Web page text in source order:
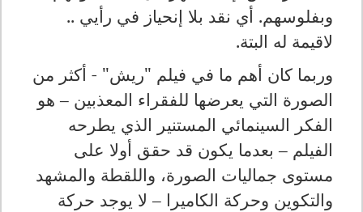
وبفلوسهم. أي نقد بلا إنحياز في رأيي ..
لاقيمة له البتة.
وربما كان أهم ما في فيلم "ريش" - أكثر من
الصورة التي يعرضها للفقراء المعذبين – هو
الفكر السينمائي المستنير الذي يطرحه
الفيلم – بعدما يكون قد حقق أولا على
مستوى جماليات الصورة، واللقطة والمشهد
والتكوين وحركة الكاميرا – لا يوجد حركة